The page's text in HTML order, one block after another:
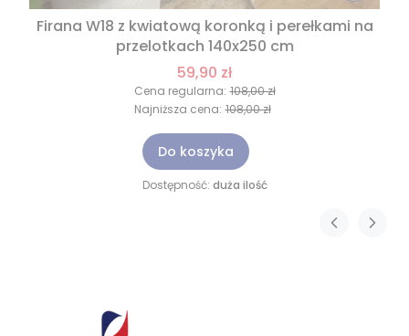
Firana W18 z kwiatową koronką i perełkami na
przelotkach 140x250 cm
59,90 zł
Cena regularna: 108,00 zł
Najniższa cena: 108,00 zł
Do koszyka
Dostępność: duża ilość